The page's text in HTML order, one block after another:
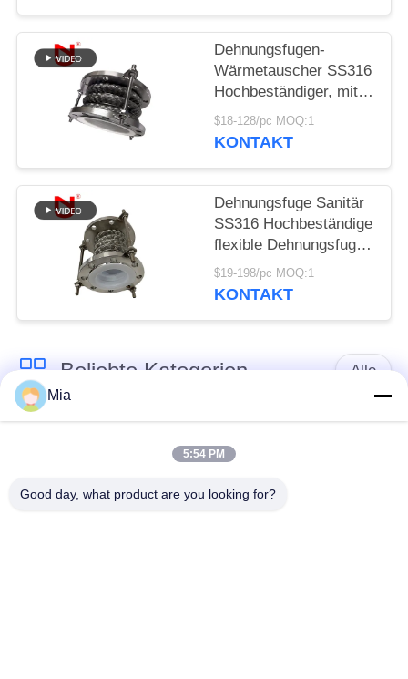
DATENSCHUTZRICHTLINIE
Dehnungsfugen-
Wärmetauscher SS316
Hochbeständiger, mit
PTFE ausgekleideter,
flexibler Dehnungsfuge
$18-128/pc MOQ:1
KONTAKT
Dehnungsfuge Sanitär
SS316 Hochbeständige
flexible Dehnungsfuge
mit PTFE-Auskleidung
$19-198/pc MOQ:1
KONTAKT
Beliebte Kategorien Alle
Verlegte Dehnfuge
Mia
5:54 PM
Good day, what product are you looking for?